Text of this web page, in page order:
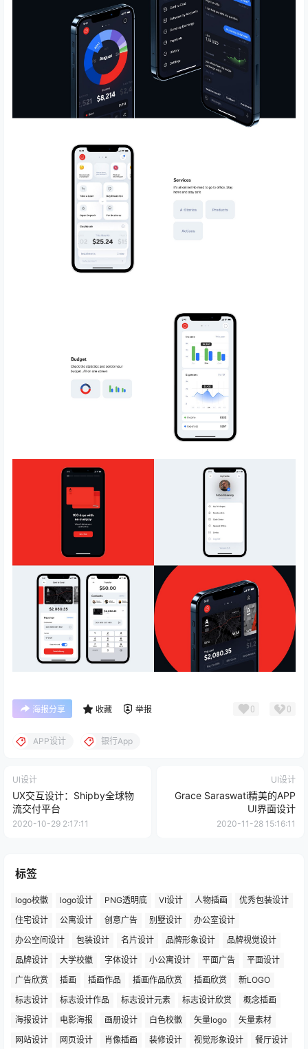
海报分享 收藏 举报 0 0
APP设计 银行App
UI设计
UX交互设计：Shipby全球物
流交付平台
2020-10-29 2:17:11
UI设计
Grace Saraswati精美的APP
UI界面设计
2020-11-28 15:16:11
标签
logo校徽 logo设计 PNG透明底 VI设计 人物插画
优秀包装设计
住宅设计
公寓设计 创意广告 别墅设计
办公室设计
办公空间设计
包装设计 名片设计 品牌形象设计
品牌视觉设计
品牌设计
大学校徽 字体设计 小公寓设计 平面广告
平面设计
广告欣赏
插画 插画作品 插画作品欣赏 插画欣赏
新LOGO
标志设计
标志设计作品 标志设计元素 标志设计欣赏
概念插画
海报设计
电影海报 画册设计 白色校徽 矢量logo
矢量素材
网站设计
网页设计 肖像插画 装修设计 视觉形象设计 餐厅设计